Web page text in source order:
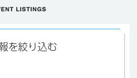
を絞り込む